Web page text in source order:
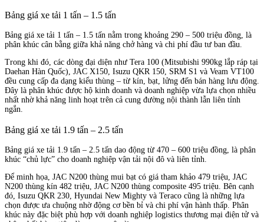
Bảng giá xe tải 1 tấn – 1.5 tấn
Bảng giá xe tải 1 tấn – 1.5 tấn nằm trong khoảng 290 – 500 triệu đồng, là
phân khúc cân bằng giữa khả năng chở hàng và chi phí đầu tư ban đầu.
Trong khi đó, các dòng đại diện như Tera 100 (Mitsubishi 990kg lắp ráp tại
Daehan Hàn Quốc), JAC X150, Isuzu QKR 150, SRM S1 và Veam VT100
đều cung cấp đa dạng kiểu thùng – từ kín, bạt, lửng đến bán hàng lưu động.
Đây là phân khúc được hộ kinh doanh và doanh nghiệp vừa lựa chọn nhiều
nhất nhờ khả năng linh hoạt trên cả cung đường nội thành lẫn liên tỉnh
ngắn.
Bảng giá xe tải 1.9 tấn – 2.5 tấn
Bảng giá xe tải 1.9 tấn – 2.5 tấn dao động từ 470 – 600 triệu đồng, là phân
khúc “chủ lực” cho doanh nghiệp vận tải nội đô và liên tỉnh.
Để minh họa, JAC N200 thùng mui bạt có giá tham khảo 479 triệu, JAC
N200 thùng kín 482 triệu, JAC N200 thùng composite 495 triệu. Bên cạnh
đó, Isuzu QKR 230, Hyundai New Mighty và Teraco cũng là những lựa
chọn được ưa chuộng nhờ động cơ bền bỉ và chi phí vận hành thấp. Phân
khúc này đặc biệt phù hợp với doanh nghiệp logistics thương mại điện tử và